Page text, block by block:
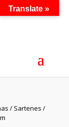
/ Sartenes /
Translate »